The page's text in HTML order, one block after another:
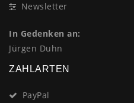
Newsletter
In Gedenken an:
Jürgen Duhn
ZAHLARTEN
PayPal